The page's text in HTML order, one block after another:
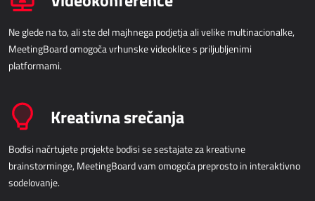
Ne glede na to, ali ste del majhnega podjetja ali velike multinacionalke,
MeetingBoard omogoča vrhunske videoklice s priljubljenimi
platformami.
Kreativna srečanja
Bodisi načrtujete projekte bodisi se sestajate za kreativne
brainstorminge, MeetingBoard vam omogoča preprosto in interaktivno
sodelovanje.